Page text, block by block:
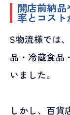
開店前納
率とコスト
S物流様では
品・冷蔵食品
いました。
しかし、百貨